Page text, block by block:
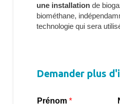
une installationde
biométhane,
technologie qui sera
Demander plus
Prénom *